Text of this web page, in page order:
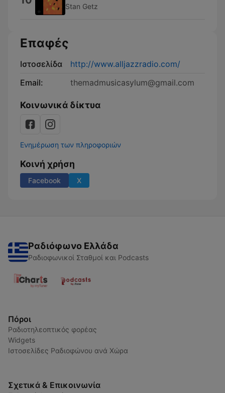
Stan Getz
Επαφές
Ιστοσελίδα
http://www.alljazzradio.com/
Email:
themadmusicasylum@gmail.com
Κοινωνικά δίκτυα
Ενημέρωση των πληροφοριών
Κοινή χρήση
Facebook X
Ραδιόφωνο Ελλάδα
Ραδιοφωνικοί Σταθμοί και Podcasts
Πόροι
Ραδιοτηλεοπτικός φορέας
Widgets
Ιστοσελίδες Ραδιοφώνου ανά Χώρα
Σχετικά & Επικοινωνία